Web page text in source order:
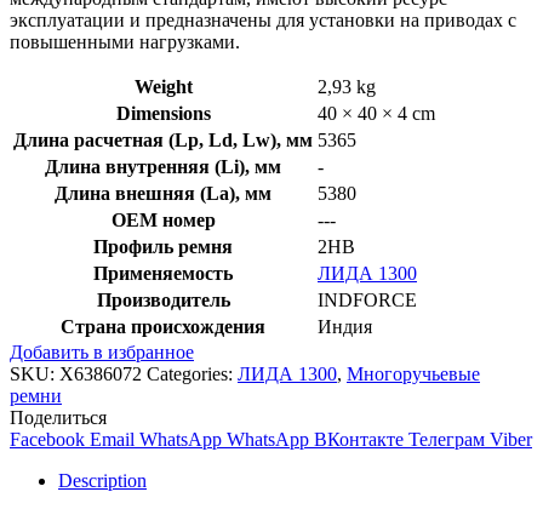
эксплуатации и предназначены для установки на приводах с
повышенными нагрузками.
Weight
2,93 kg
Dimensions
40 × 40 × 4 cm
Длина расчетная (Lp, Ld, Lw), мм 5365
Длина внутренняя (Li), мм
-
Длина внешняя (La), мм
5380
OEM номер
---
Профиль ремня
2HB
Применяемость
ЛИДА 1300
Производитель
INDFORCE
Страна происхождения
Индия
Добавить в избранное
SKU: X6386072 Categories: ЛИДА 1300, Многоручьевые
ремни
Поделиться
Facebook Email WhatsApp WhatsApp ВКонтакте Телеграм Viber
Description